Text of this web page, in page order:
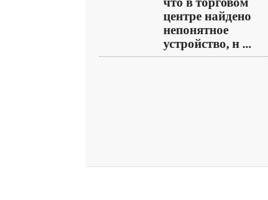
центре найдено
непонятное
устройство, н ...